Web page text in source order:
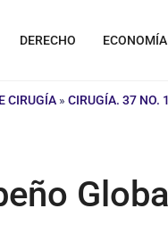
DERECHO ECONOMÍA
CIRUGÍA » CIRUGÍA. 37 NO. 1